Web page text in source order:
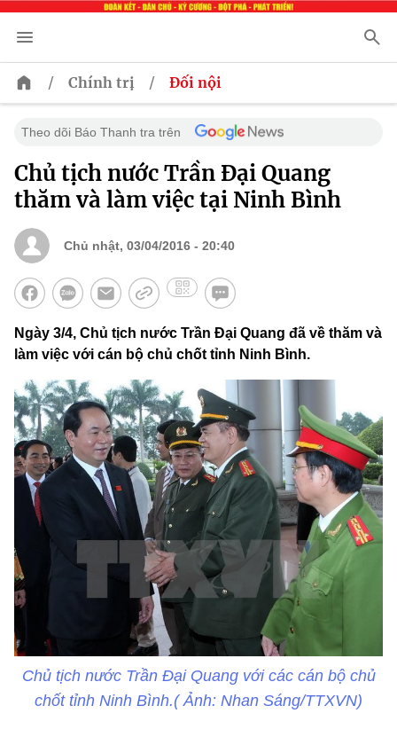
/ Chính trị / Đối nội
Theo dõi Báo Thanh tra trên
Chủ tịch nước Trần Đại Quang
thăm và làm việc tại Ninh Bình
Chủ nhật, 03/04/2016 - 20:40
Ngày 3/4, Chủ tịch nước Trần Đại Quang đã về thăm và
làm việc với cán bộ chủ chốt tỉnh Ninh Bình.
Chủ tịch nước Trần Đại Quang với các cán bộ chủ
chốt tỉnh Ninh Bình.( Ảnh: Nhan Sáng/TTXVN)